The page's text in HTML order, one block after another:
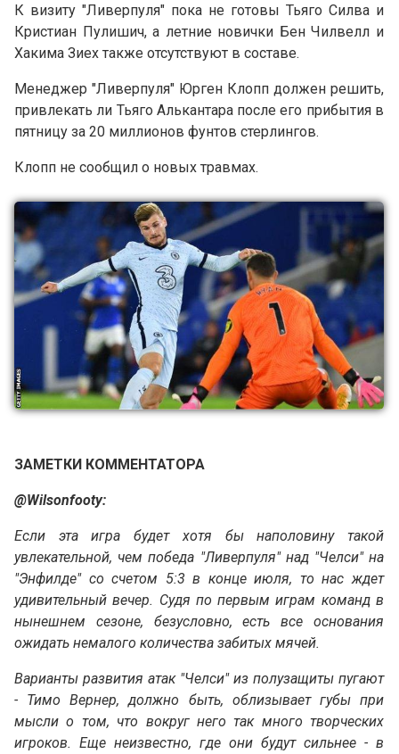
К визиту "Ливерпуля" пока не готовы Тьяго Силва и
Кристиан Пулишич, а летние новички Бен Чилвелл и
Хакима Зиех также отсутствуют в составе.
Менеджер "Ливерпуля" Юрген Клопп должен решить,
привлекать ли Тьяго Алькантара после его прибытия в
пятницу за 20 миллионов фунтов стерлингов.
Клопп не сообщил о новых травмах.
ЗАМЕТКИ КОММЕНТАТОРА
@Wilsonfooty:
Если эта игра будет хотя бы наполовину такой
увлекательной, чем победа "Ливерпуля" над "Челси" на
"Энфилде" со счетом 5:3 в конце июля, то нас ждет
удивительный вечер. Судя по первым играм команд в
нынешнем сезоне, безусловно, есть все основания
ожидать немалого количества забитых мячей.
Варианты развития атак "Челси" из полузащиты пугают
- Тимо Вернер, должно быть, облизывает губы при
мысли о том, что вокруг него так много творческих
игроков. Еще неизвестно, где они будут сильнее - в